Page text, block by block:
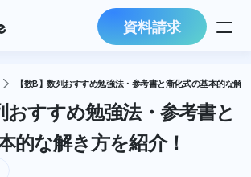
資料請求
【数B】数列おすすめ勉強法・参考書と漸化式の基本的な解
おすすめ勉強法・参考書と
的な解き方を紹介！